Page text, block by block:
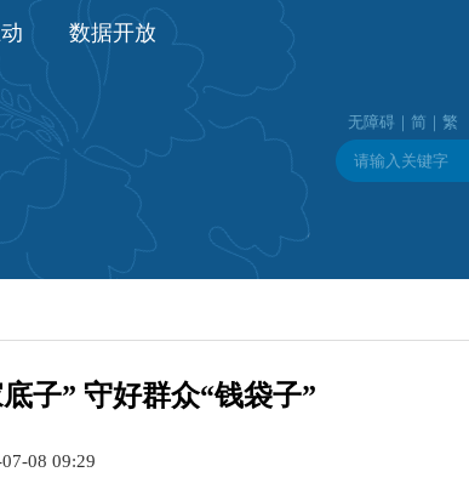
数据开放
无障碍｜ 简｜ 繁
子” 守好群众“钱袋子”
08 09:29